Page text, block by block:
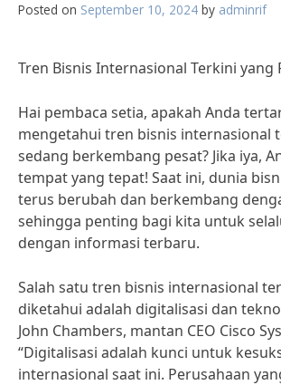
Posted on September 10, 2024 by adminrif
Tren Bisnis Internasional Terkini yang
Hai pembaca setia, apakah Anda
mengetahui tren bisnis internasional
sedang berkembang pesat? Jika iya,
tempat yang tepat! Saat ini, dunia
terus berubah dan berkembang
sehingga penting bagi kita untuk
dengan informasi terbaru.
Salah satu tren bisnis internasional
diketahui adalah digitalisasi dan
John Chambers, mantan CEO Cisco
“Digitalisasi adalah kunci untuk
internasional saat ini. Perusahaan